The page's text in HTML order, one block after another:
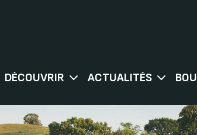
DÉCOUVRIR ACTUALITÉS